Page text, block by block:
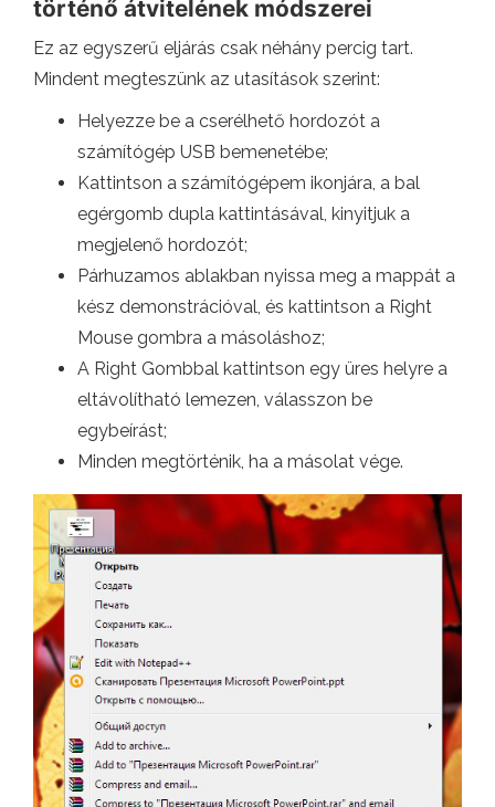
történő átvitelének módszerei
Ez az egyszerű eljárás csak néhány percig tart.
Mindent megteszünk az utasítások szerint:
Helyezze be a cserélhető hordozót a
számítógép USB bemenetébe;
Kattintson a számítógépem ikonjára, a bal
egérgomb dupla kattintásával, kinyitjuk a
megjelenő hordozót;
Párhuzamos ablakban nyissa meg a mappát a
kész demonstrációval, és kattintson a Right
Mouse gombra a másoláshoz;
A Right Gombbal kattintson egy üres helyre a
eltávolítható lemezen, válasszon be
egybeírást;
Minden megtörténik, ha a másolat vége.